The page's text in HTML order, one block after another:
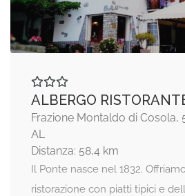
ALBERGO
Frazione Montaldo di Cosola,
AL
Distanza: 58,4 km
Il Ponte nasce nel 1832.
ristorazione con piatti tipici e